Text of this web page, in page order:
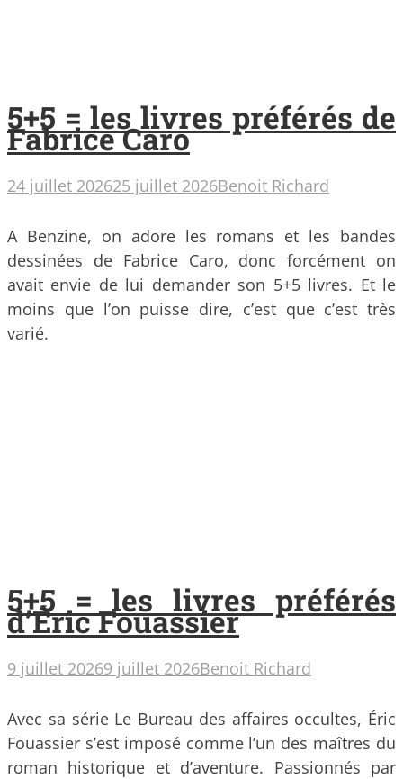
5+5 = les livres préférés de
Fabrice Caro
24 juillet 202625 juillet 2026Benoit Richard
A Benzine, on adore les romans et les bandes
dessinées de Fabrice Caro, donc forcément on
avait envie de lui demander son 5+5 livres. Et le
moins que l’on puisse dire, c’est que c’est très
varié.
5+5 = les livres préférés
d’Éric Fouassier
9 juillet 20269 juillet 2026Benoit Richard
Avec sa série Le Bureau des affaires occultes, Éric
Fouassier s’est imposé comme l’un des maîtres du
roman historique et d’aventure. Passionnés par